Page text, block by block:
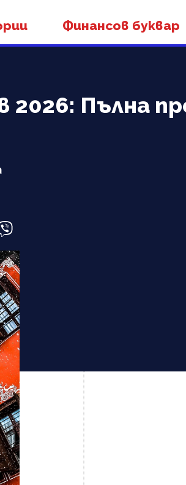
Финансов буквар
2026: Пълна